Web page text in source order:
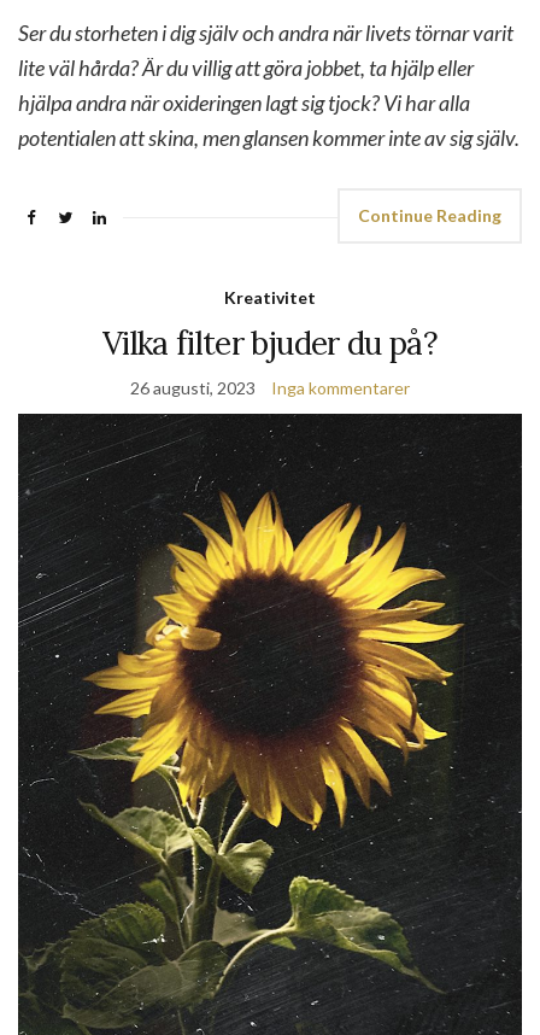
Ser du storheten i dig själv och andra när livets törnar varit
lite väl hårda? Är du villig att göra jobbet, ta hjälp eller
hjälpa andra när oxideringen lagt sig tjock? Vi har alla
potentialen att skina, men glansen kommer inte av sig själv.
Continue Reading
Kreativitet
Vilka filter bjuder du på?
26 augusti, 2023 Inga kommentarer